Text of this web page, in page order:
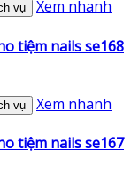
vụ Xem nhanh
tiệm nails se168
vụ Xem nhanh
tiệm nails se167